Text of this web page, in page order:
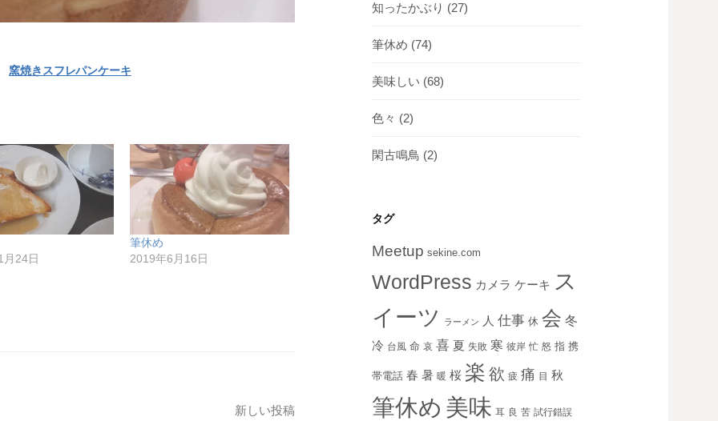
窯焼きスフレパンケーキ
24日
筆休め
2019年6月16日
新しい投稿
知ったかぶり (27)
筆休め (74)
美味しい (68)
色々 (2)
閑古鳴鳥 (2)
タグ
Meetup sekine.com
WordPress カメラ ケーキ ス
イーツ
ラーメン 人 仕事 休 会 冬
冷 台風 命 哀 喜 夏 失敗 寒 彼岸 忙 怒 指 携
帯電話 春 暑 暖 桜 楽 欲 疲 痛 目 秋
筆休め 美味 耳 良 苦 試行錯誤